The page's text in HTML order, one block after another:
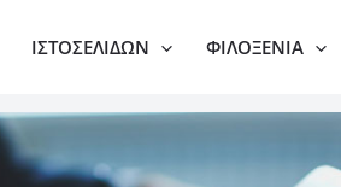
ΙΣΤΟΣΕΛΊΔΩΝ ΦΙΛΟΞΕΝΊΑ